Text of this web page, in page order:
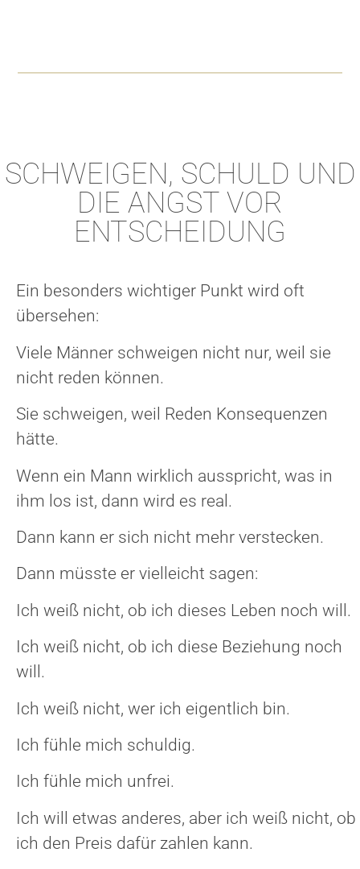
SCHWEIGEN, SCHULD UND
DIE ANGST VOR
ENTSCHEIDUNG
Ein besonders wichtiger Punkt wird oft
übersehen:
Viele Männer schweigen nicht nur, weil sie
nicht reden können.
Sie schweigen, weil Reden Konsequenzen
hätte.
Wenn ein Mann wirklich ausspricht, was in
ihm los ist, dann wird es real.
Dann kann er sich nicht mehr verstecken.
Dann müsste er vielleicht sagen:
Ich weiß nicht, ob ich dieses Leben noch will.
Ich weiß nicht, ob ich diese Beziehung noch
will.
Ich weiß nicht, wer ich eigentlich bin.
Ich fühle mich schuldig.
Ich fühle mich unfrei.
Ich will etwas anderes, aber ich weiß nicht, ob
ich den Preis dafür zahlen kann.